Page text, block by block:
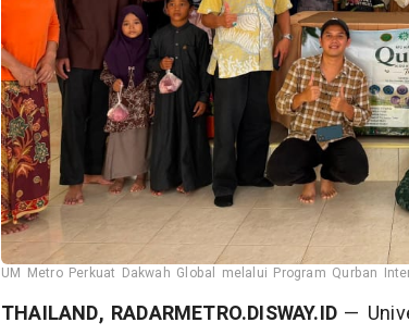
UM Metro Perkuat Dakwah Global melalui Program Qurban
THAILAND, RADARMETRO.DISWAY.ID —